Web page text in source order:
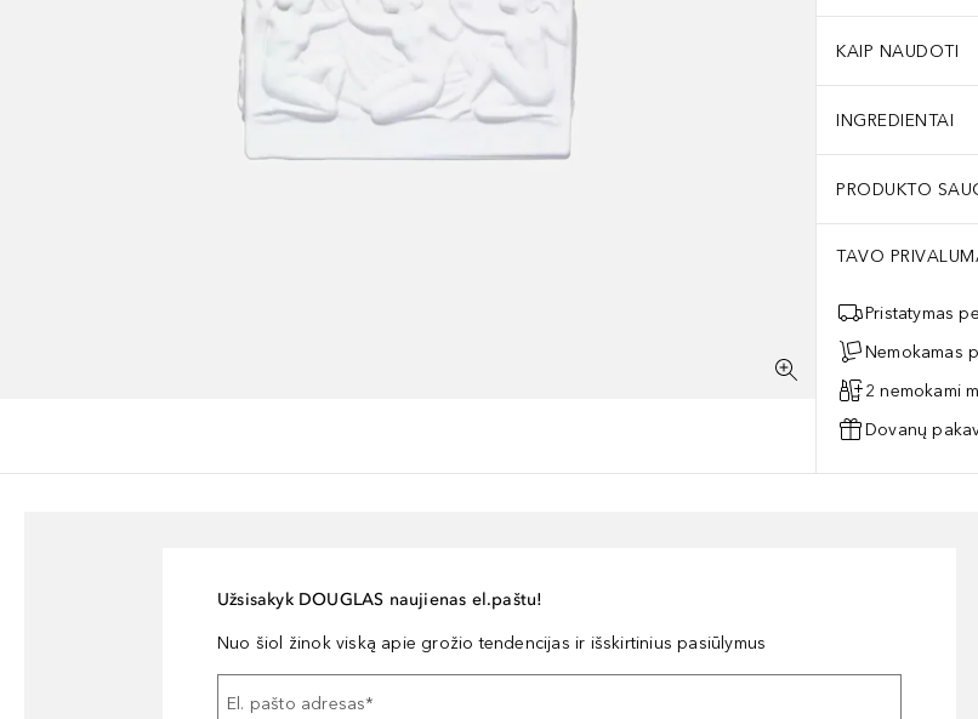
KAIP NAUDOTI
INGREDIENTAI
PRODUKTO
TAVO
Pristatymas
Nemokamas
2 nemokami
Dovanų
Užsisakyk DOUGLAS naujienas el.paštu!
Nuo šiol žinok viską apie grožio tendencijas ir išskirtinius pasiūlymus
El. pašto adresas*